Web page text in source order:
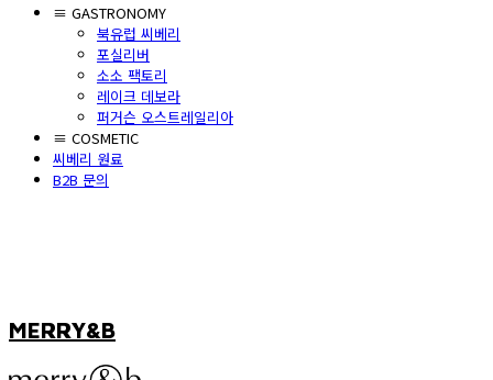
≡ GASTRONOMY
북유럽 씨베리
포실리버
소소 팩토리
레이크 데보라
퍼거슨 오스트레일리아
≡ COSMETIC
씨베리 원료
B2B 문의
MERRY&B